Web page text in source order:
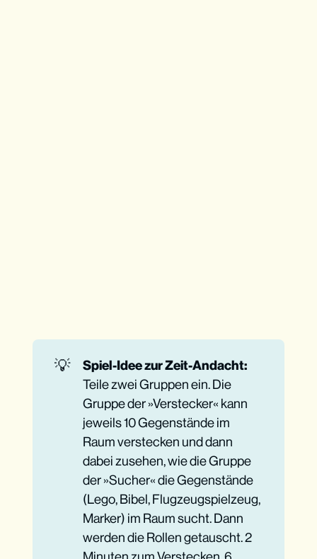
💡
Spiel-Idee zur Zeit-Andacht:
Teile zwei Gruppen ein. Die
Gruppe der »Verstecker« kann
jeweils 10 Gegenstände im
Raum verstecken und dann
dabei zusehen, wie die Gruppe
der »Sucher« die Gegenstände
(Lego, Bibel, Flugzeugspielzeug,
Marker) im Raum sucht. Dann
werden die Rollen getauscht. 2